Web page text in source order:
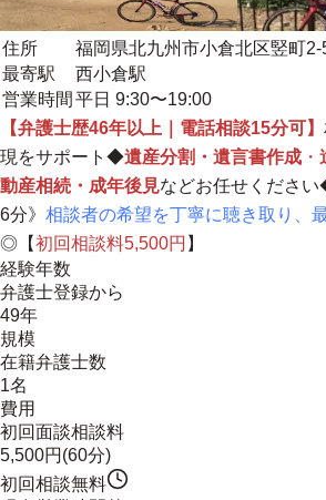
住所
福岡県北九州市小倉北区竪町
最寄駅
西小倉駅
営業時間 平日 9:30〜19:00
【弁護士歴46年以上｜電話相談15分可】
現をサポート◆遺産分割・遺言書作成 ・
動産相続・成年後見などお任せくださ
6分》 相談者の希望を丁寧に聴き取り、
◎【初回相談料5,500円 】
経験年数
弁護士登録から
49年
規模
在籍弁護士数
1名
費用
初回面談相談料
5,500円(60分)
初回相談無料